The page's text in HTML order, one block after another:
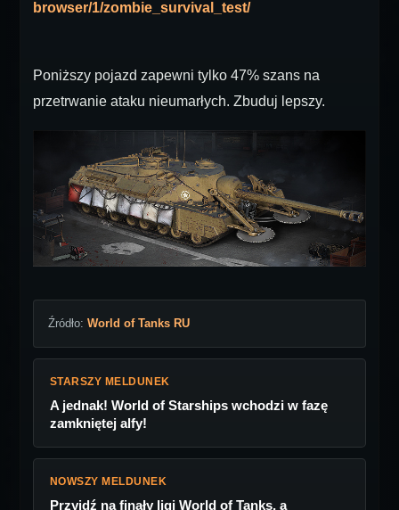
browser/1/zombie_survival_test/
Poniższy pojazd zapewni tylko 47% szans na
przetrwanie ataku nieumarłych. Zbuduj lepszy.
Źródło: World of Tanks RU
STARSZY MELDUNEK
A jednak! World of Starships wchodzi w fazę
zamkniętej alfy!
NOWSZY MELDUNEK
Przyjdź na finały ligi World of Tanks, a